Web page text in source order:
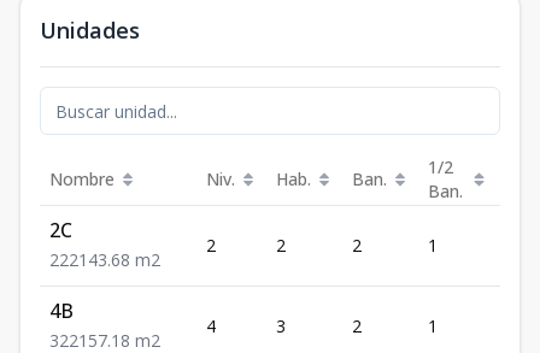
Unidades
Nombre Niv. Hab. Ban.
1/2
Ban.
2C
222143.68 m2
2 2 2 1
4B
322157.18 m2
4 3 2 1